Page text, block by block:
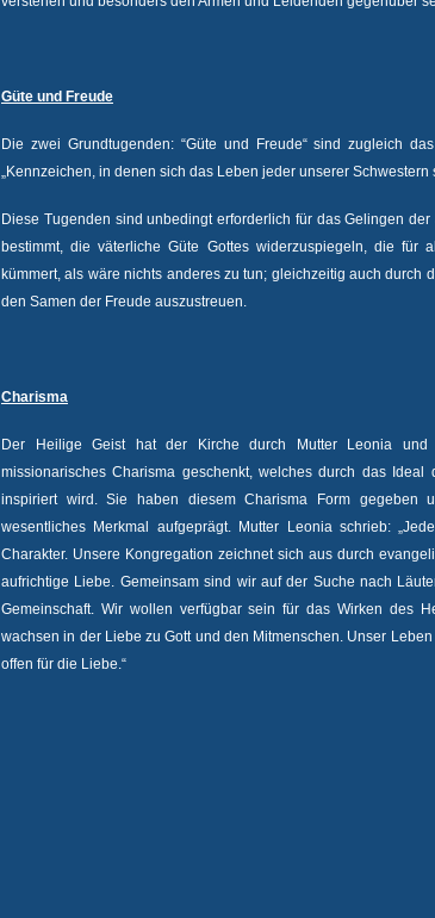
Güte und Freude
Die zwei Grundtugenden: “Güte und Freude“ sind zugleich
„Kennzeichen, in denen sich das Leben jeder unserer Schwestern
Diese Tugenden sind unbedingt erforderlich für das Gelingen
bestimmt, die väterliche Güte Gottes widerzuspiegeln, die
kümmert, als wäre nichts anderes zu tun; gleichzeitig auch durch
den Samen der Freude auszustreuen.
Charisma
Der Heilige Geist hat der Kirche durch Mutter Leonia und
missionarisches Charisma geschenkt, welches durch das Ideal
inspiriert wird. Sie haben diesem Charisma Form gegeben
wesentliches Merkmal aufgeprägt. Mutter Leonia schrieb:
Charakter. Unsere Kongregation zeichnet sich aus durch
aufrichtige Liebe. Gemeinsam sind wir auf der Suche nach
Gemeinschaft. Wir wollen verfügbar sein für das Wirken des
wachsen in der Liebe zu Gott und den Mitmenschen. Unser
offen für die Liebe.“